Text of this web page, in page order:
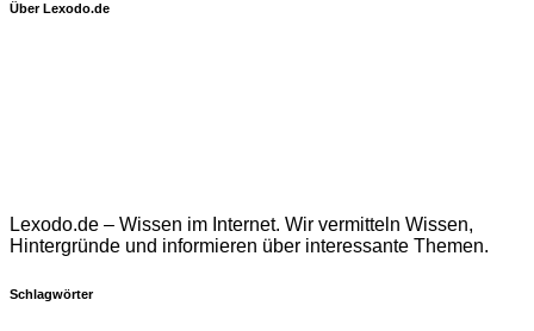
Über Lexodo.de
Lexodo.de – Wissen im Internet. Wir vermitteln Wissen,
Hintergründe und informieren über interessante Themen.
Schlagwörter